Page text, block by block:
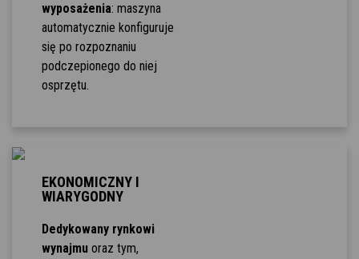
wyposażenia: maszyna
automatycznie konfiguruje
się po rozpoznaniu
podczepionego do niej
osprzętu.
EKONOMICZNY I
WIARYGODNY
Dedykowany rynkowi
wynajmuoraz tym,